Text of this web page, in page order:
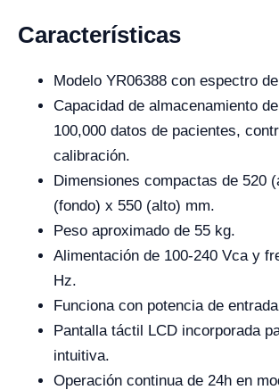
Características
Modelo YR06388 con espectro
Capacidad de almacenamiento
100,000 datos de pacientes,
calibración.
Dimensiones compactas de 520
(fondo) x 550 (alto) mm.
Peso aproximado de 55 kg.
Alimentación de 100-240 Vca y
Hz.
Funciona con potencia de
Pantalla táctil LCD incorporada
intuitiva.
Operación continua de 24h en